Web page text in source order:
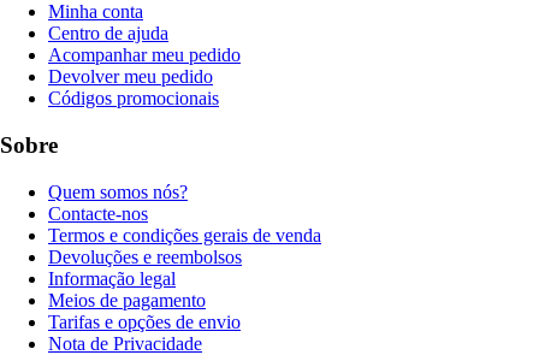
Minha conta
Centro de ajuda
Acompanhar meu pedido
Devolver meu pedido
Códigos promocionais
Sobre
Quem somos nós?
Contacte-nos
Termos e condições gerais de venda
Devoluções e reembolsos
Informação legal
Meios de pagamento
Tarifas e opções de envio
Nota de Privacidade